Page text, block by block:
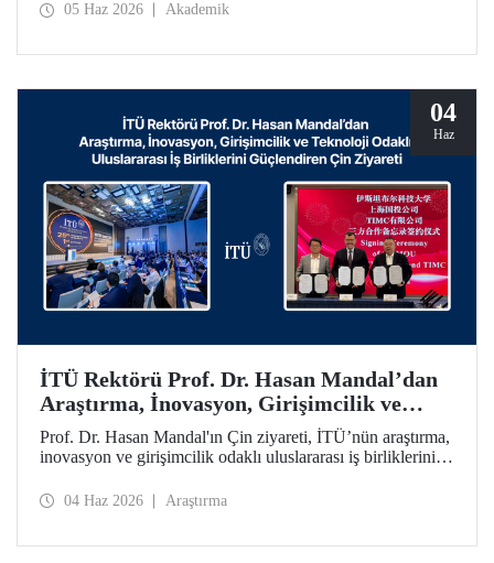
05 Haz 2026 Akademik
04
Haz
İTÜ Rektörü Prof. Dr. Hasan Mandal’dan
Araştırma, İnovasyon, Girişimcilik ve
Teknoloji Odaklı Uluslararası İş
Birliklerini Güçlendiren Çin Ziyareti
Prof. Dr. Hasan Mandal'ın Çin ziyareti, İTÜ’nün araştırma,
inovasyon ve girişimcilik odaklı uluslararası iş birliklerini
owned Capital Investment Co. (SSCI) ve TIMC ile İTÜ
04 Haz 2026 Araştırma